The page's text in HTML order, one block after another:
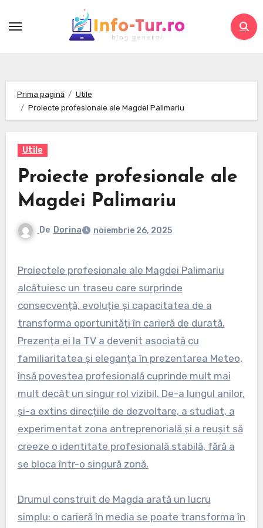
Prima pagină
Utile
Proiecte profesionale ale Magdei Palimariu
Utile
Proiecte profesionale ale
Magdei Palimariu
De Dorina noiembrie 26, 2025
Proiectele profesionale ale Magdei Palimariu
alcătuiesc un traseu care surprinde
consecvență, evoluție și capacitatea de a
transforma oportunități în carieră de durată.
Prezența ei la TV a devenit asociată cu
familiaritatea și eleganța în prezentarea Meteo,
însă povestea profesională cuprinde mult mai
mult decât un singur rol vizibil. De-a lungul anilor,
și-a extins direcțiile de dezvoltare, a studiat, a
experimentat zona antreprenorială și a reușit să
creeze o identitate profesională stabilă, fără a
se bloca într-o singură zonă.
Drumul construit de Magda arată un lucru
simplu: o carieră în media se poate transforma în